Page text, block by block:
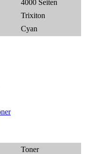
4000 Seiten
Trixiton
Cyan
Toner